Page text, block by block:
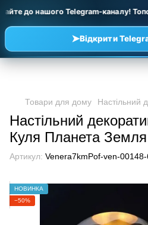
до нашого Telegram-каналу!
➤Відкрити
Товари для дому Настільний
Настільний
Куля Планета
Артикул: Venera7kmPof-ven-
НОВИНКА
−50%